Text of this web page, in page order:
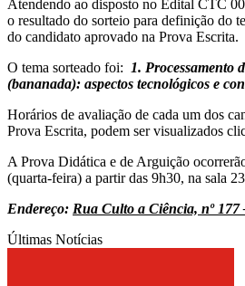
Atendendo ao disposto no Edital CTC
o resultado do sorteio para definição do
do candidato aprovado na Prova Escrita.
O tema sorteado foi:
1. Processamento
(bananada): aspectos tecnológicos e
Horários de avaliação de cada um dos
Prova Escrita, podem ser visualizados
A Prova Didática e de Arguição
(quarta-feira) a partir das 9h30, na sala
Endereço: Rua Culto a Ciência, nº
Últimas Notícias